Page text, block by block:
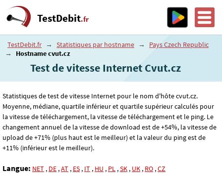
TestDebit.fr
TestDebit.fr → Statistiques par hostname →
Pays Czech Republic
→
Hostname cvut.cz
Test de vitesse Internet Cvut.cz
Statistiques de test de vitesse Internet pour le nom d'hôte cvut.cz.
Moyenne, médiane, quartile inférieur et quartile supérieur calculés pour
la vitesse de téléchargement, la vitesse de téléchargement et le ping. Le
changement annuel de la vitesse de download est de +54%, la vitesse de
upload de +71% (plus haut est le meilleur) et la valeur du ping est de
+11% (inférieur est le meilleur).
Langue: NET , DE ,AT , ES , IT , HU , PL ,SK , UK , RO ,CZ